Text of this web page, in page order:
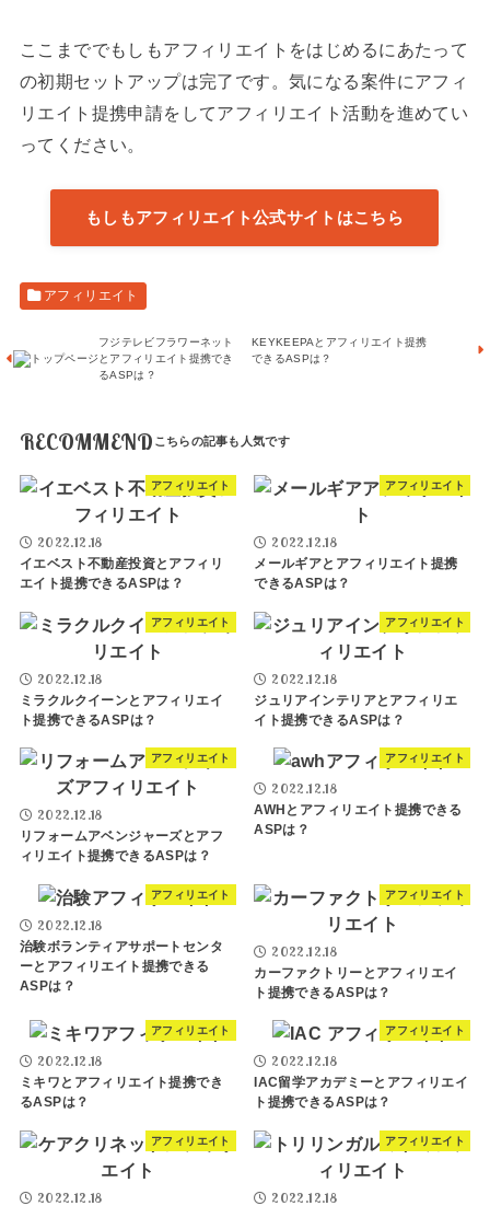
ここまででもしもアフィリエイトをはじめるにあたって
の初期セットアップは完了です。気になる案件にアフィ
リエイト提携申請をしてアフィリエイト活動を進めてい
ってください。
もしもアフィリエイト公式サイトはこちら
アフィリエイト
フジテレビフラワーネット
とアフィリエイト提携でき
るASPは？
KEYKEEPAとアフィリエイト提携
できるASPは？
RECOMMEND
アフィリエイト
2022.12.18
イエベスト不動産投資とアフィリ
エイト提携できるASPは？
アフィリエイト
2022.12.18
メールギアとアフィリエイト提携
できるASPは？
アフィリエイト
2022.12.18
ミラクルクイーンとアフィリエイ
ト提携できるASPは？
アフィリエイト
2022.12.18
ジュリアインテリアとアフィリエ
イト提携できるASPは？
アフィリエイト
2022.12.18
リフォームアベンジャーズとアフ
ィリエイト提携できるASPは？
アフィリエイト
2022.12.18
AWHとアフィリエイト提携できる
ASPは？
アフィリエイト
2022.12.18
治験ボランティアサポートセンタ
ーとアフィリエイト提携できる
ASPは？
アフィリエイト
2022.12.18
カーファクトリーとアフィリエイ
ト提携できるASPは？
アフィリエイト
2022.12.18
ミキワとアフィリエイト提携でき
るASPは？
アフィリエイト
2022.12.18
IAC留学アカデミーとアフィリエイ
ト提携できるASPは？
アフィリエイト
2022.12.18
アフィリエイト
2022.12.18